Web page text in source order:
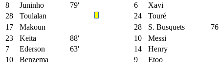
8
Juninho 79′ 6
Xavi
28
Toulalan 24
Touré
17
Makoun 28 S. Busquets
23
Keita 88′ 10
Messi
7
Ederson 63′ 14
Henry
10
Benzema 9 Etoo